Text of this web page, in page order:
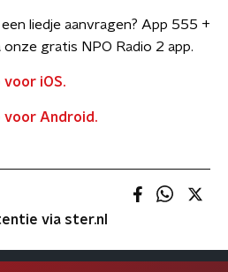
liedje aanvragen? App 555 +
gratis NPO Radio 2 app.
iOS.
voor Android.
via ster.nl